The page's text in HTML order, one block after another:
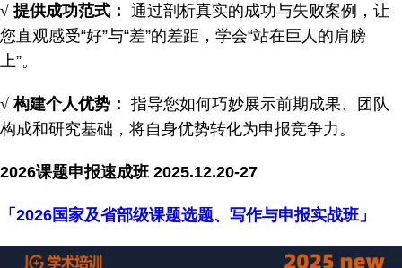
√ 提供成功范式： 通过剖析真实的成功与失败案例，让
您直观感受“好”与“差”的差距，学会“站在巨人的肩膀
上”。
√构建个人优势： 指导您如何巧妙展示前期成果、团队
构成和研究基础，将自身优势转化为申报竞争力。
2026课题申报速成班 2025.12.20-27
「2026国家及省部级课题选题、写作与申报实战班」